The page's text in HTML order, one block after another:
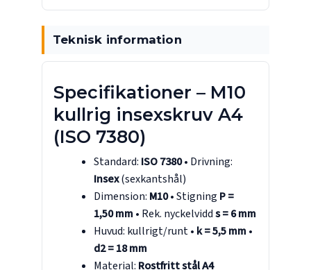
Teknisk information
Specifikationer – M10
kullrig insexskruv A4
(ISO 7380)
Standard: ISO 7380• Drivning:
Insex(sexkantshål)
Dimension: M10• Stigning P =
1,50 mm • Rek. nyckelvidds = 6 mm
Huvud: kullrigt/runt • k = 5,5 mm •
d2 = 18 mm
Material: Rostfritt stål A4